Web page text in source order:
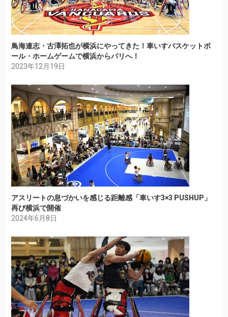
鳥海連志・古澤拓也が横浜にやってきた！車いすバスケットボ
ール・ホームゲームで横浜からパリへ！
2023年12月19日
アスリートの息づかいを感じる距離感「車いす3×3 PUSHUP」
再び横浜で開催
2024年6月8日